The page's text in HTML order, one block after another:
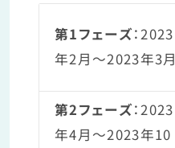
第1フェーズ：2023
年2月～2023年3月
第2フェーズ：2023
年4月～2023年10